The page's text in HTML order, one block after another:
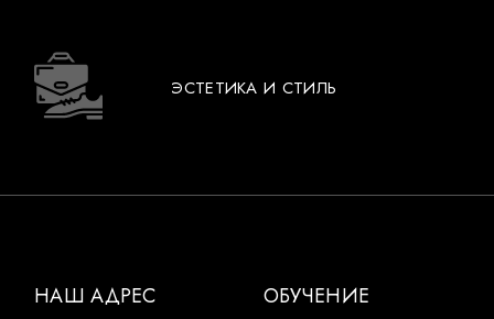
ЭСТЕТИКА И СТИЛЬ
НАШ АДРЕС ОБУЧЕНИЕ